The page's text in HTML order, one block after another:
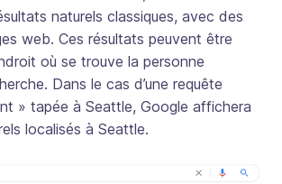
naturels classiques, avec des
web. Ces résultats peuvent être
où se trouve la personne
Dans le cas d’une requête
» tapée à Seattle, Google affichera
localisés à Seattle.